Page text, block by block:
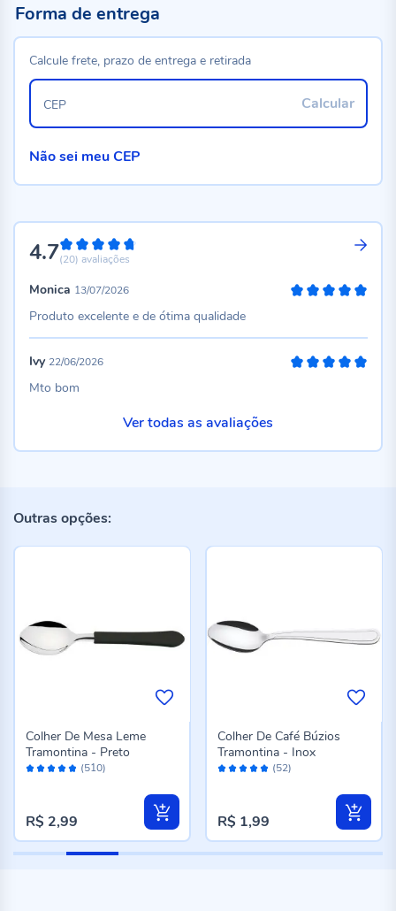
4.794%
(20) avaliações
Monica 13/07/2026
Produto excelente e de ótima qualidade
Ivy 22/06/2026
Mto bom
Ver todas as avaliações
Forma de entrega
Calcule frete, prazo de entrega e retirada
Calcular
CEP
Não sei meu CEP
Outras opções:
Avaliação: (510)
Colher De Mesa Leme
Tramontina - Preto
R$ 2,99
Avaliação: (52)
Colher De Café Búzios
Tramontina - Inox
R$ 1,99